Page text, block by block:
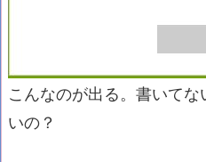
こんなのが出る。書いて
いの？